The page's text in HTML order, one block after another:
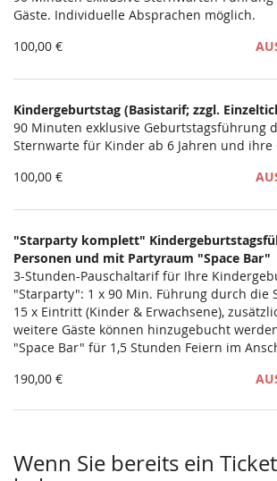
Gäste. Individuelle Absprachen möglich.
100,00 €
Kindergeburtstag (Basistarif; zzgl.
90 Minuten exklusive Geburtstagsführung
Sternwarte für Kinder ab 6 Jahren und ihre
100,00 €
"Starparty komplett"
Personen und mit Partyraum "Space Bar"
3-Stunden-Pauschaltarif für Ihre
"Starparty": 1 x 90 Min. Führung durch die
15 x Eintritt (Kinder & Erwachsene),
weitere Gäste können hinzugebucht
"Space Bar" für 1,5 Stunden Feiern im
190,00 €
Wenn Sie bereits ein